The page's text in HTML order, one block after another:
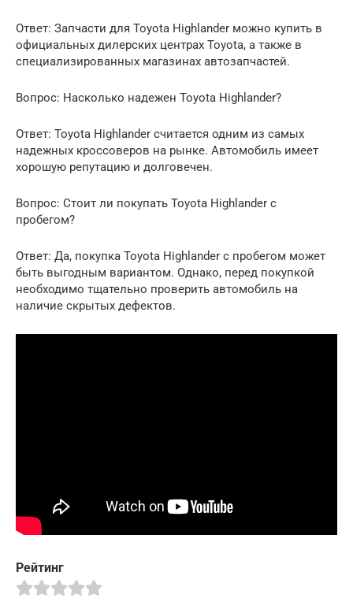
Ответ: Запчасти для Toyota Highlander можно купить в
официальных дилерских центрах Toyota, а также в
специализированных магазинах автозапчастей.
Вопрос: Насколько надежен Toyota Highlander?
Ответ: Toyota Highlander считается одним из самых
надежных кроссоверов на рынке. Автомобиль имеет
хорошую репутацию и долговечен.
Вопрос: Стоит ли покупать Toyota Highlander с
пробегом?
Ответ: Да, покупка Toyota Highlander с пробегом может
быть выгодным вариантом. Однако, перед покупкой
необходимо тщательно проверить автомобиль на
наличие скрытых дефектов.
Рейтинг